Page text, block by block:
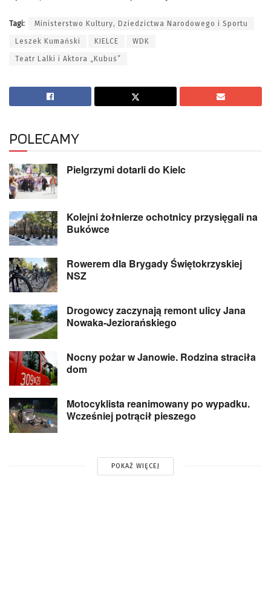
Tagi: Ministerstwo Kultury, Dziedzictwa Narodowego i Sportu
Leszek Kumański KIELCE WDK
Teatr Lalki i Aktora „Kubuś”
POLECAMY
Pielgrzymi dotarli do Kielc
Kolejni żołnierze ochotnicy przysięgali na
Bukówce
Rowerem dla Brygady Świętokrzyskiej
NSZ
Drogowcy zaczynają remont ulicy Jana
Nowaka-Jeziorańskiego
Nocny pożar w Janowie. Rodzina straciła
dom
Motocyklista reanimowany po wypadku.
Wcześniej potrącił pieszego
POKAŻ WIĘCEJ